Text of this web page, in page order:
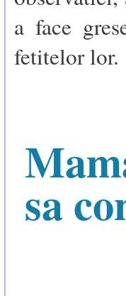
a face
fetitelor lor.
sa